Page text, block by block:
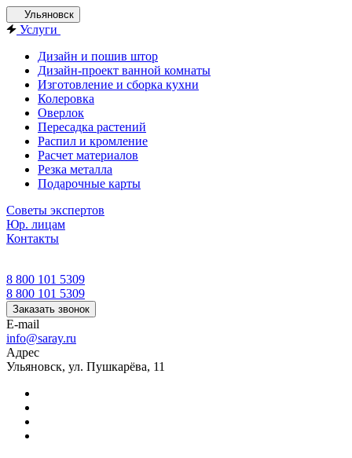
Ульяновск
Услуги
Дизайн и пошив штор
Дизайн-проект ванной комнаты
Изготовление и сборка кухни
Колеровка
Оверлок
Пересадка растений
Распил и кромление
Расчет материалов
Резка металла
Подарочные карты
Советы экспертов
Юр. лицам
Контакты
8 800 101 5309
8 800 101 5309
Заказать звонок
E-mail
info@saray.ru
Адрес
Ульяновск, ул. Пушкарёва, 11